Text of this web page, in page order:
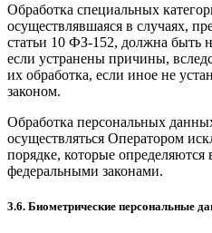
Обработка специальных
осуществлявшаяся в случаях,
статьи 10 ФЗ-152, должна быть
если устранены причины,
их обработка, если иное не
законом.
Обработка персональных
осуществляться Оператором
порядке, которые определяются
федеральными законами.
3.6. Биометрические персональные